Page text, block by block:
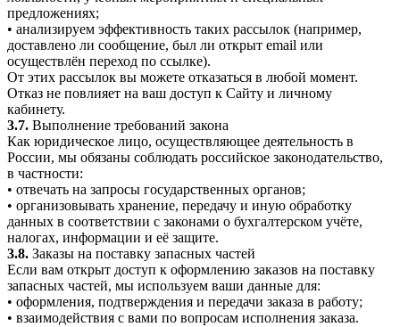
предложениях;
• анализируем эффективность таких рассылок (например,
доставлено ли сообщение, был ли открыт email или
осуществлён переход по ссылке).
От этих рассылок вы можете отказаться в любой момент.
Отказ не повлияет на ваш доступ к Сайту и личному
кабинету.
3.7. Выполнение требований закона
Как юридическое лицо, осуществляющее деятельность в
России, мы обязаны соблюдать российское законодательство,
в частности:
• отвечать на запросы государственных органов;
• организовывать хранение, передачу и иную обработку
данных в соответствии с законами о бухгалтерском учёте,
налогах, информации и её защите.
3.8. Заказы на поставку запасных частей
Если вам открыт доступ к оформлению заказов на поставку
запасных частей, мы используем ваши данные для:
• оформления, подтверждения и передачи заказа в работу;
• взаимодействия с вами по вопросам исполнения заказа.